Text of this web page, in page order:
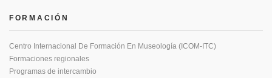
FORMACIÓN
Centro Internacional De Formación En Museología (ICOM-ITC)
Formaciones regionales
Programas de intercambio